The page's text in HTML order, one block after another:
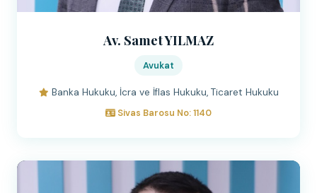
Av. Samet YILMAZ
Avukat
Banka Hukuku, İcra ve İflas Hukuku, Ticaret Hukuku
Sivas Barosu No: 1140